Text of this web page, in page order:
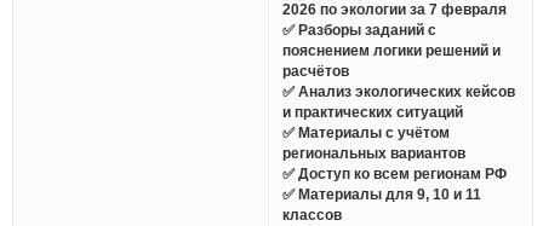
2026 по экологии за 7 февраля
✅ Разборы заданий с
пояснением логики решений и
расчётов
✅ Анализ экологических кейсов
и практических ситуаций
✅ Материалы с учётом
региональных вариантов
✅ Доступ ко всем регионам РФ
✅ Материалы для 9, 10 и 11
классов